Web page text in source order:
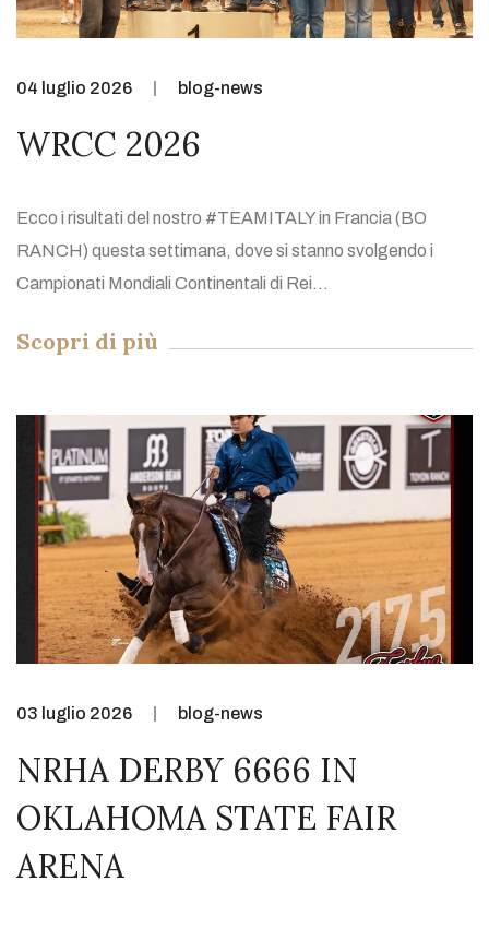
04 luglio 2026 blog-news
WRCC 2026
Ecco i risultati del nostro #TEAMITALY in Francia (BO
RANCH) questa settimana, dove si stanno svolgendo i
Campionati Mondiali Continentali di Rei...
Scopri di più
03 luglio 2026 blog-news
NRHA DERBY 6666 IN
OKLAHOMA STATE FAIR
ARENA